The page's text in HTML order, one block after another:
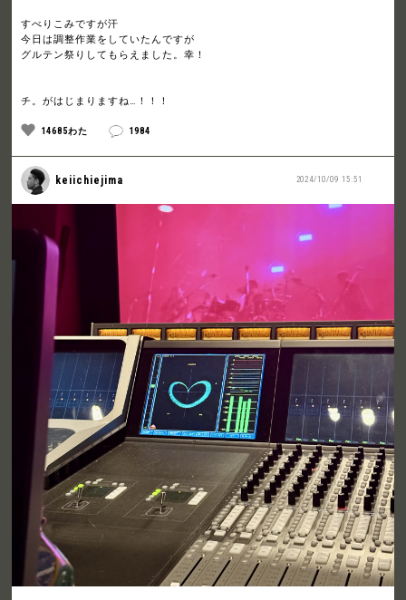
すべりこみですが汗
今日は調整作業をしていたんですが
グルテン祭りしてもらえました。幸！
チ。がはじまりますね…！！！
14685わた 1984
2024/10/09 15:51
keiichiejima